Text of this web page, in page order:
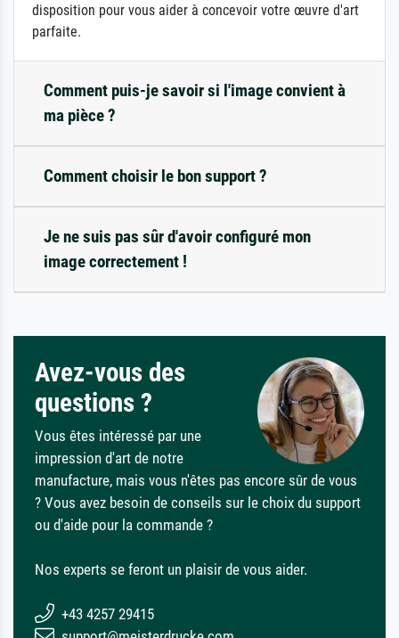
disposition pour vous aider à concevoir votre œuvre d'art
parfaite.
Comment puis-je savoir si l'image convient à
ma pièce ?
Comment choisir le bon support ?
Je ne suis pas sûr d'avoir configuré mon
image correctement !
Avez-vous des
questions ?
Vous êtes intéressé par une
impression d'art de notre
manufacture, mais vous n'êtes pas encore sûr de vous
? Vous avez besoin de conseils sur le choix du support
ou d'aide pour la commande ?
Nos experts se feront un plaisir de vous aider.
+43 4257 29415